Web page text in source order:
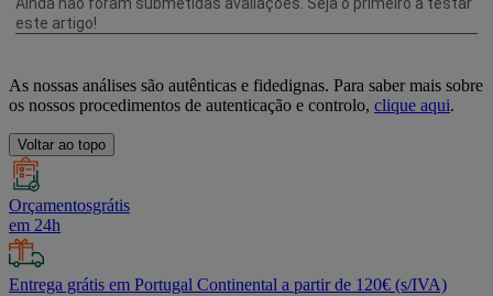
As nossas análises são autênticas e fidedignas. Para saber mais sobre
os nossos procedimentos de autenticação e controlo, clique aqui.
Voltar ao topo
Orçamentosgrátis
em 24h
Entrega grátis em Portugal Continental a partir de 120€ (s/IVA)